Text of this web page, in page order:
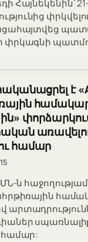
Հայնեկենին՝
է
համար
ն
համար: